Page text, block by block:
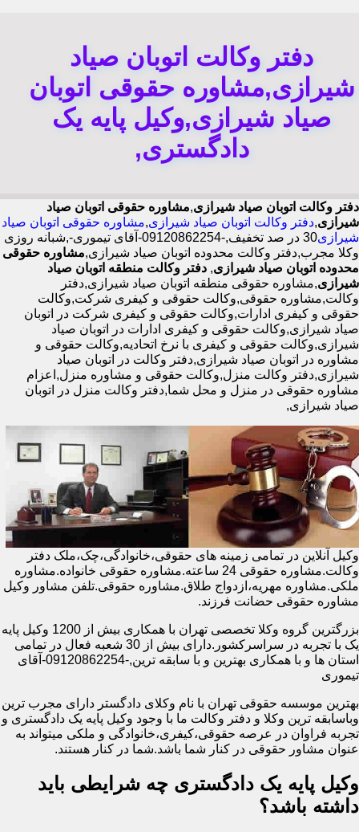
دفتر وکالت اتوبان صیاد
شیرازی,مشاوره حقوقی اتوبان
صیاد شیرازی,وکیل پایه یک
دادگستری,
دفتر وکالت اتوبان صیاد شیرازی,مشاوره حقوقی اتوبان صیاد
شیرازی,دفتر وکالت اتوبان صیاد شیرازی,مشاوره حقوقی اتوبان صیاد
شیرازی
30 در صد تخفیف,-09120862254-آقای تیموری-,شبانه روزی
وکلا مجرب,دفتر وکالت محدوده اتوبان صیاد شیرازی,مشاوره حقوقی
محدوده اتوبان صیاد شیرازی, دفتر وکالت منطقه اتوبان صیاد
شیرازی,مشاوره حقوقی منطقه اتوبان صیاد شیرازی,دفتر
وکالت,مشاوره حقوقی,وکالت حقوقی و کیفری شرکت,وکالت
حقوقی و کیفری ادارات,وکالت حقوقی و کیفری شرکت در اتوبان
صیاد شیرازی,وکالت حقوقی و کیفری ادارات در اتوبان صیاد
شیرازی,وکالت حقوقی و کیفری با نرخ اتحادیه,وکالت حقوقی و
مشاوره در اتوبان صیاد شیرازی,دفتر وکالت در اتوبان صیاد
شیرازی,دفتر وکالت منزل,وکالت حقوقی و مشاوره منزل,اعزام
مشاوره حقوقی در منزل و محل شما,دفتر وکالت منزل در اتوبان
صیاد شیرازی,
وکیل آنلاین در تمامی زمینه های حقوقی،خانوادگی،چک،ملک دفتر
وکالت.مشاوره حقوقی 24 ساعته.مشاوره حقوقی خانواده.مشاوره
ملکی.مشاوره مهریه،ازدواج طلاق.مشاوره حقوقی.تلفن مشاور وکیل
مشاوره حقوقی حضانت فرزند.
بزرگترین گروه وکلا تخصصی تهران با همکاری بیش از 1200 وکیل پایه
یک با تجربه در سراسرکشور.دارای بیش از 30 شعبه فعال در تمامی
استان ها و با همکاری بهترین و با سابقه ترین,-09120862254-آقای
تیموری
بهترین موسسه حقوقی تهران با نام وکلای دادگستر دارای مجرب ترین
وباسابقه ترین وکلا و دفتر وکالت ما با وجود وکیل پایه یک دادگستری و
تجربه فراوان در عرصه حقوقی،کیفری،خانوادگی و ملکی میتواند به
عنوان مشاور حقوقی در کنار شما باشد.شما در کنار هستند.
وکیل پایه یک دادگستری چه شرایطی باید
داشته باشد؟